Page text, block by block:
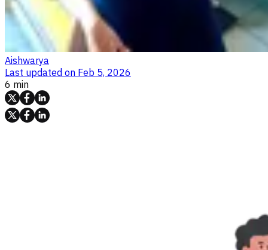
Aishwarya
Last updated on Feb 5, 2026
6 min